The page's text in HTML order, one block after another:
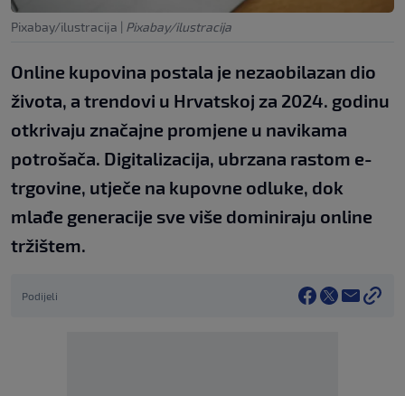
Pixabay/ilustracija | Pixabay/ilustracija
Online kupovina postala je nezaobilazan dio
života, a trendovi u Hrvatskoj za 2024. godinu
otkrivaju značajne promjene u navikama
potrošača. Digitalizacija, ubrzana rastom e-
trgovine, utječe na kupovne odluke, dok
mlađe generacije sve više dominiraju online
tržištem.
Podijeli